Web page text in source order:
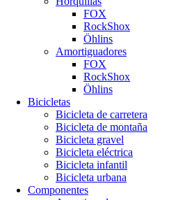
FOX
RockShox
Öhlins
Amortiguadores
FOX
RockShox
Öhlins
Bicicletas
Bicicleta de carretera
Bicicleta de montaña
Bicicleta gravel
Bicicleta eléctrica
Bicicleta infantil
Bicicleta urbana
Componentes